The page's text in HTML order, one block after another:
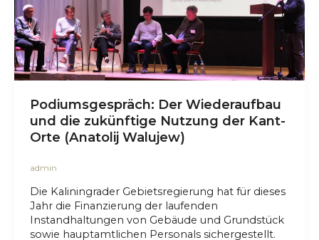
Podiumsgespräch: Der Wiederaufbau
und die zukünftige Nutzung der Kant-
Orte (Anatolij Walujew)
admin
Die Kaliningrader Gebietsregierung hat für dieses
Jahr die Finanzierung der laufenden
Instandhaltungen von Gebäude und Grundstück
sowie hauptamtlichen Personals sichergestellt.